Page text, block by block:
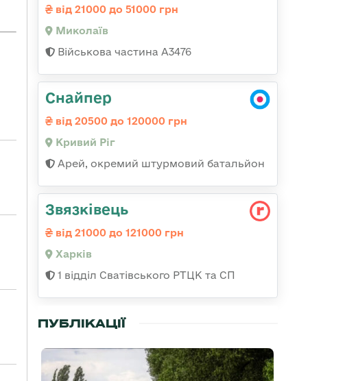
від 21000 до 51000 грн
Миколаїв
Військова частина А3476
Снайпер
від 20500 до 120000 грн
Кривий Ріг
Арей, окремий штурмовий батальйон
Звязківець
від 21000 до 121000 грн
Харків
1 відділ Сватівського РТЦК та СП
ПУБЛІКАЦІЇ